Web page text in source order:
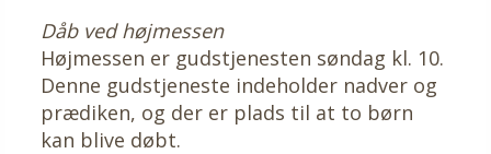
Dåb ved højmessen
Højmessen er gudstjenesten søndag kl. 10.
Denne gudstjeneste indeholder nadver og
prædiken, og der er plads til at to børn
kan blive døbt.